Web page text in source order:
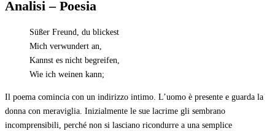
Analisi – Poesia
Süßer Freund, du blickest
Mich verwundert an,
Kannst es nicht begreifen,
Wie ich weinen kann;
Il poema comincia con un indirizzo intimo. L’uomo è presente e guarda la
donna con meraviglia. Inizialmente le sue lacrime gli sembrano
incomprensibili, perché non si lasciano ricondurre a una semplice